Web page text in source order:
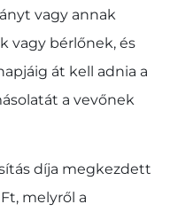
vagy annak
vagy bérlőnek, és
át kell adnia a
a vevőnek
díja megkezdett
melyről a